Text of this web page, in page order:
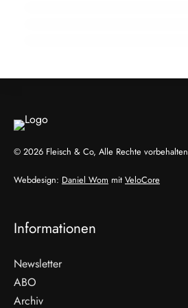
© 2026 Fleisch & Co, Alle Rechte vorbehalten
Webdesign: Daniel Wom mit VeloCore
Informationen
Newsletter
ABO
Archiv